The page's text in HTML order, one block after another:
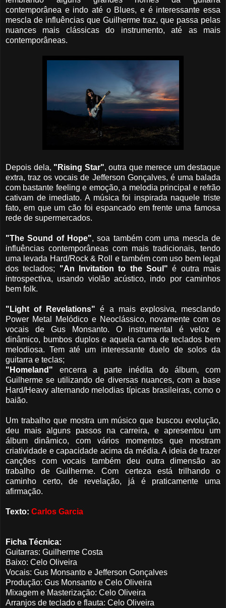
contemporânea e indo até o Blues, e é interessante essa
mescla de influências que Guilherme traz, que passa pelas
nuances mais clássicas do instrumento, até as mais
contemporâneas.
Depois dela, "Rising Star", outra que merece um destaque
extra, traz os vocais de Jefferson Gonçalves, é uma balada
com bastante feeling e emoção, a melodia principal e refrão
cativam de imediato. A música foi inspirada naquele triste
fato, em que um cão foi espancado em frente uma famosa
rede de supermercados.
"The Sound of Hope", soa também com uma mescla de
influências contemporâneas com mais tradicionais, tendo
uma levada Hard/Rock & Roll e também com uso bem legal
dos teclados; "An Invitation to the Soul" é outra mais
introspectiva, usando violão acústico, indo por caminhos
bem folk.
"Light of Revelations" é a mais explosiva, mesclando
Power Metal Melódico e Neoclássico, novamente com os
vocais de Gus Monsanto. O instrumental é veloz e
dinâmico, bumbos duplos e aquela cama de teclados bem
melodiosa. Tem até um interessante duelo de solos da
guitarra e teclas;
"Homeland" encerra a parte inédita do álbum, com
Guilherme se utilizando de diversas nuances, com a base
Hard/Heavy alternando melodias típicas brasileiras, como o
baião.
Um trabalho que mostra um músico que buscou evolução,
deu mais alguns passos na carreira, e apresentou um
álbum dinâmico, com vários momentos que mostram
criatividade e capacidade acima da média. A ideia de trazer
canções com vocais também deu outra dimensão ao
trabalho de Guilherme. Com certeza está trilhando o
caminho certo, de revelação, já é praticamente uma
afirmação.
Texto: Carlos Garcia
Ficha Técnica:
Guitarras: Guilherme Costa
Baixo: Celo Oliveira
Vocais: Gus Monsanto e Jefferson Gonçalves
Produção: Gus Monsanto e Celo Oliveira
Mixagem e Masterização: Celo Oliveira
Arranjos de teclado e flauta: Celo Oliveira